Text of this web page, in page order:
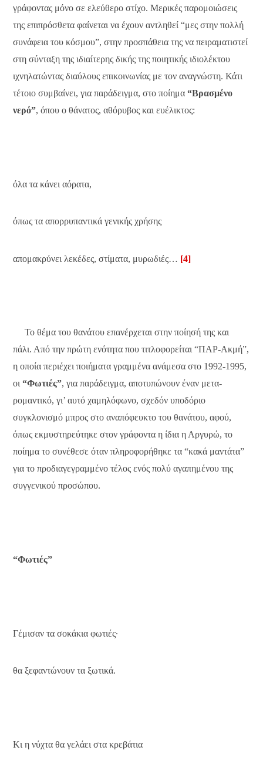
γράφοντας μόνο σε ελεύθερο στίχο. Μερικές παρομοιώσεις
της επιπρόσθετα φαίνεται να έχουν αντληθεί “μες στην πολλή
συνάφεια του κόσμου”, στην προσπάθεια της να πειραματιστεί
στη σύνταξη της ιδιαίτερης δικής της ποιητικής ιδιολέκτου
ιχνηλατώντας διαύλους επικοινωνίας με τον αναγνώστη. Κάτι
τέτοιο συμβαίνει, για παράδειγμα, στο ποίημα“Βρασμένο
νερό”, όπου ο θάνατος, αθόρυβος και ευέλικτος:
όλα τα κάνει αόρατα,
όπως τα απορρυπαντικά γενικής χρήσης
απομακρύνει λεκέδες, στίματα, μυρωδιές… [4]
Το θέμα του θανάτου επανέρχεται στην ποίησή της και
πάλι. Από την πρώτη ενότητα που τιτλοφορείται “ΠΑΡ-Ακμή”,
η οποία περιέχει ποιήματα γραμμένα ανάμεσα στο 1992-1995,
οι“Φωτιές”, για παράδειγμα, αποτυπώνουν έναν μετα-
ρομαντικό, γι’ αυτό χαμηλόφωνο, σχεδόν υποδόριο
συγκλονισμό μπρος στο αναπόφευκτο του θανάτου, αφού,
όπως εκμυστηρεύτηκε στον γράφοντα η ίδια η Αργυρώ, το
ποίημα το συνέθεσε όταν πληροφορήθηκε τα “κακά μαντάτα”
για το προδιαγεγραμμένο τέλος ενός πολύ αγαπημένου της
συγγενικού προσώπου.
“Φωτιές”
Γέμισαν τα σοκάκια φωτιές∙
θα ξεφαντώνουν τα ξωτικά.
Κι η νύχτα θα γελάει στα κρεβάτια